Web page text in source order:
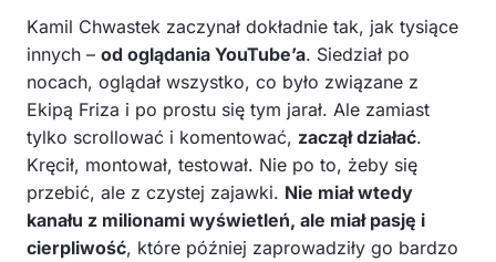
Kamil Chwastek zaczynał dokładnie tak, jak tysiące
innych – od oglądania YouTube’a. Siedział po
nocach, oglądał wszystko, co było związane z
Ekipą Friza i po prostu się tym jarał. Ale zamiast
tylko scrollować i komentować, zaczął działać.
Kręcił, montował, testował. Nie po to, żeby się
przebić, ale z czystej zajawki. Nie miał wtedy
kanału z milionami wyświetleń, ale miał pasję i
cierpliwość, które później zaprowadziły go bardzo